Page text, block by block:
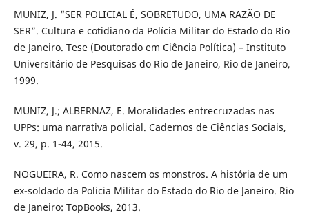
MUNIZ, J. “SER POLICIAL É, SOBRETUDO, UMA RAZÃO DE
SER”. Cultura e cotidiano da Polícia Militar do Estado do Rio
de Janeiro. Tese (Doutorado em Ciência Política) – Instituto
Universitário de Pesquisas do Rio de Janeiro, Rio de Janeiro,
1999.
MUNIZ, J.; ALBERNAZ, E. Moralidades entrecruzadas nas
UPPs: uma narrativa policial. Cadernos de Ciências Sociais,
v. 29, p. 1-44, 2015.
NOGUEIRA, R. Como nascem os monstros. A história de um
ex-soldado da Policia Militar do Estado do Rio de Janeiro. Rio
de Janeiro: TopBooks, 2013.